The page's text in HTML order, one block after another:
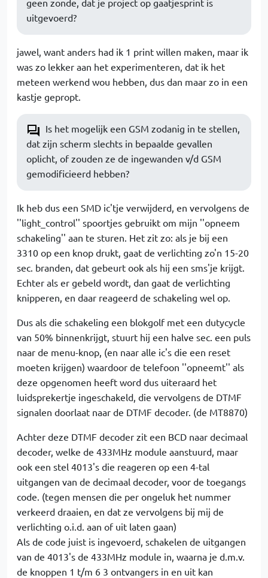
geen zonde, dat je project op gaatjesprint is
uitgevoerd?
jawel, want anders had ik 1 print willen maken, maar ik
was zo lekker aan het experimenteren, dat ik het
meteen werkend wou hebben, dus dan maar zo in een
kastje gepropt.
Is het mogelijk een GSM zodanig in te stellen,
dat zijn scherm slechts in bepaalde gevallen
oplicht, of zouden ze de ingewanden v/d GSM
gemodificieerd hebben?
Ik heb dus een SMD ic'tje verwijderd, en vervolgens de
''light_control'' spoortjes gebruikt om mijn ''opneem
schakeling'' aan te sturen. Het zit zo: als je bij een
3310 op een knop drukt, gaat de verlichting zo'n 15-20
sec. branden, dat gebeurt ook als hij een sms'je krijgt.
Echter als er gebeld wordt, dan gaat de verlichting
knipperen, en daar reageerd de schakeling wel op.
Dus als die schakeling een blokgolf met een dutycycle
van 50% binnenkrijgt, stuurt hij een halve sec. een puls
naar de menu-knop, (en naar alle ic's die een reset
moeten krijgen) waardoor de telefoon ''opneemt'' als
deze opgenomen heeft word dus uiteraard het
luidsprekertje ingeschakeld, die vervolgens de DTMF
signalen doorlaat naar de DTMF decoder. (de MT8870)
Achter deze DTMF decoder zit een BCD naar decimaal
decoder, welke de 433MHz module aanstuurd, maar
ook een stel 4013's die reageren op een 4-tal
uitgangen van de decimaal decoder, voor de toegangs
code. (tegen mensen die per ongeluk het nummer
verkeerd draaien, en dat ze vervolgens bij mij de
verlichting o.i.d. aan of uit laten gaan)
Als de code juist is ingevoerd, schakelen de uitgangen
van de 4013's de 433MHz module in, waarna je d.m.v.
de knoppen 1 t/m 6 3 ontvangers in en uit kan